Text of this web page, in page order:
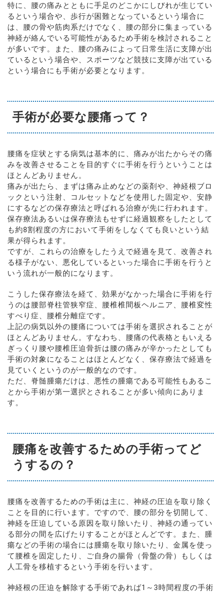
特に、腰の痛みとともに手足のどこかにしびれが生じてい
るという場合や、歩行が困難となっているという場合に
は、腰の骨や筋肉系だけでなく、腰の部分に集まっている
神経が絡んでいる可能性があるため手術を検討されること
が多いです。また、腰の痛みによって日常生活に支障が出
ているという場合や、スポーツなど競技に支障が出ている
という場合にも手術が必要となります。
手術が必要な腰痛って？
腰痛を症状とする病気は基本的に、痛みが出たからその痛
みを改善させることを目的すぐに手術を行うということは
ほとんどありません。
痛みが出たら、まずは痛み止めなどの薬剤や、神経根ブロ
ックという注射、コルセットなどを使用した固定や、安静
にするなどの保存療法と呼ばれる治療が先に行われます。
保存療法あるいは保存療法もせずに経過観察をしたとして
も約8割程度の方において手術をしなくても良いという結
果が得られます。
ですが、これらの治療をしたうえで経過を見て、改善され
る様子がない、悪化しているといった場合に手術を行うと
いう流れが一般的になります。
こうした保存療法を経て、効果がなかった場合に手術を行
うのは腰部脊柱管狭窄症、腰椎椎間板ヘルニア、腰椎変性
すべり症、腰椎分離症です。
上記の病気以外の腰痛については手術を選択されることが
ほとんどありません。すなわち、腰痛の代表格ともいえる
ぎっくり腰や腰椎圧迫骨折は腰の痛みが辛かったとしても
手術の対象になることはほとんどなく、保存療法で経過を
見ていくというのが一般的なのです。
ただ、脊髄腫瘍だけは、悪性の腫瘍である可能性もあるこ
とから手術が第一選択とされることが多い傾向にありま
す。
腰痛を改善するための手術ってど
うするの？
腰痛を改善するための手術は主に、神経の圧迫を取り除く
ことを目的に行います。ですので、腰の部分を切開して、
神経を圧迫している原因を取り除いたり、神経の通ってい
る部分の間を広げたりすることがほとんどです。また、腫
瘍などの手術の場合には腫瘍を取り除いたり、金属を使っ
て腰椎を固定したり、ご自身の腸骨（骨盤の骨）もしくは
人工骨を移植するという手術を行います。
神経根の圧迫を解除する手術であれば1～3時間程度の手術